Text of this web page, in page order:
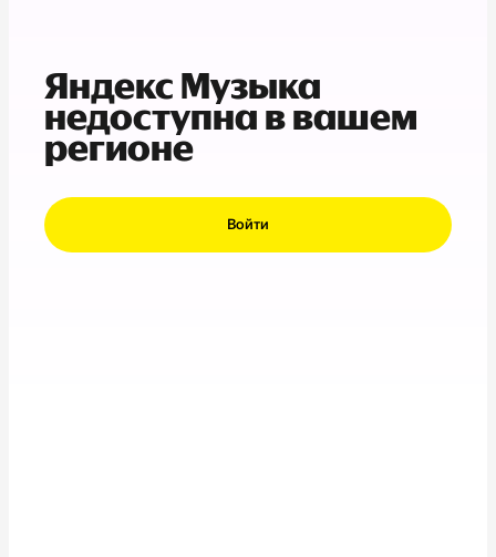
Яндекс Музыка
недоступна в вашем
регионе
Войти